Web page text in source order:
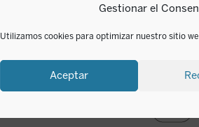
Gestionar el
Utilizamos cookies para optimizar nuestro sitio
Aceptar